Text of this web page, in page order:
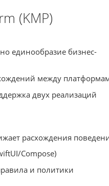
(KMP)
единообразие бизнес-
между
двух реализаций
расхождения
Compose)
и политики